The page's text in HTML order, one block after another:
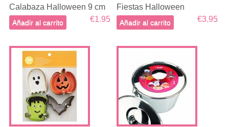
Calabaza Halloween 9 cm
€1.95
Añadir al carrito
Fiestas Halloween
€3.95
Añadir al carrito